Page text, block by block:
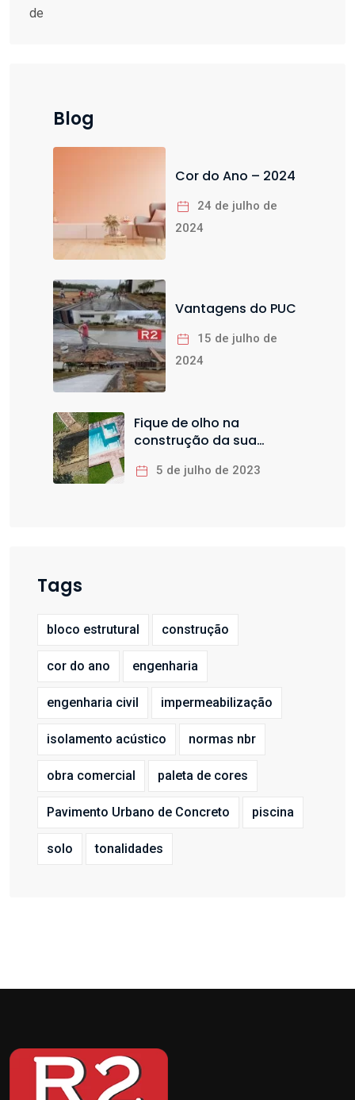
de
Blog
Cor do Ano – 2024
24 de julho de
2024
Vantagens do PUC
15 de julho de
2024
Fique de olho na
construção da sua
5 de julho de 2023
Tags
bloco estrutural construção
cor do ano engenharia
engenharia civil impermeabilização
isolamento acústico normas nbr
obra comercial paleta de cores
Pavimento Urbano de Concreto piscina
solo tonalidades